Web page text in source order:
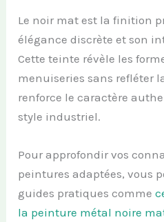
Le noir mat est la finition
élégance discrète et son
Cette teinte révèle les
menuiseries sans refléter
renforce le caractère
style industriel.
Pour approfondir vos
peintures adaptées, vous
guides pratiques comme
la peinture métal noire